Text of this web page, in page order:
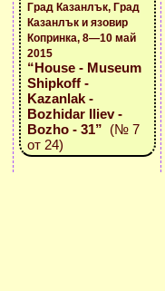
Град Казанлък, Град
Казанлък и язовир
Копринка, 8—10 май
2015
“House - Museum
Shipkoff -
Kazanlak -
Bozhidar Iliev -
Bozho - 31” (№ 7
от 24)